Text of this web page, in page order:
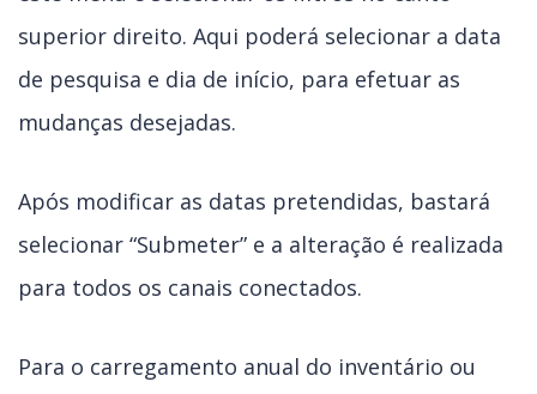
superior direito. Aqui poderá selecionar a data
de pesquisa e dia de início, para efetuar as
mudanças desejadas.
Após modificar as datas pretendidas, bastará
selecionar “Submeter” e a alteração é realizada
para todos os canais conectados.
Para o carregamento anual do inventário ou